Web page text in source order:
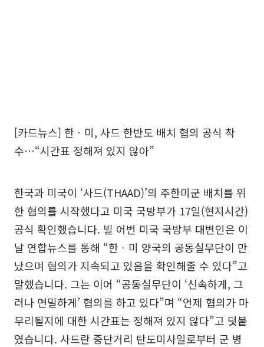
[카드뉴스] 한ㆍ미, 사드 한반도 배치 협의 공식 착
수…“시간표 정해져 있지 않아”
한국과 미국이 ‘사드(THAAD)’의 주한미군 배치를 위
한 협의를 시작했다고 미국 국방부가 17일(현지시간)
공식 확인했습니다. 빌 어번 미국 국방부 대변인은 이
날 연합뉴스를 통해 “한ㆍ미 양국의 공동실무단이 만
났으며 협의가 지속되고 있음을 확인해줄 수 있다”고
말했습니다. 그는 이어 “공동실무단이 ‘신속하게, 그
러나 면밀하게’ 협의를 하고 있다”며 “언제 협의가 마
무리될지에 대한 시간표는 정해져 있지 않다”고 덧붙
였습니다. 사드란 중단거리 탄도미사일로부터 군 병